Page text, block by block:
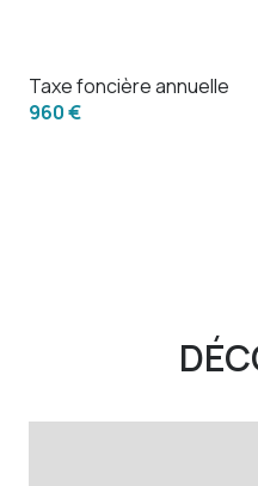
Taxe foncière annuelle
960 €